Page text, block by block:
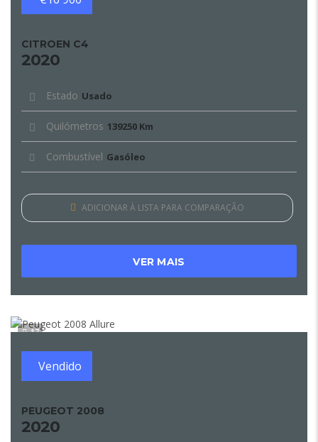
CITROEN C4
2020
Estado Usado
Quilómetros 139250 Km
Combustível Gasóleo
ADICIONAR À LISTA PARA COMPARAÇÃO
VER MAIS
17
Vendido
PEUGEOT 2008
2020